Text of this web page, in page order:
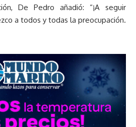
De Pedro añadió: “¡A seguir
a todos y todas la preocupación.